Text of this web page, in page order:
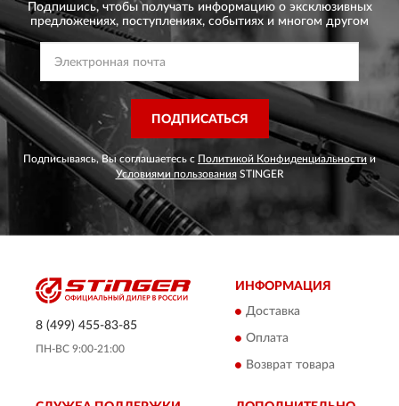
Подпишись, чтобы получать информацию о эксклюзивных
предложениях, поступлениях, событиях и многом другом
ПОДПИСАТЬСЯ
Подписываясь, Вы соглашаетесь с Политикой Конфиденциальности и
Условиями пользованияSTINGER
8 (499) 455-83-85
ПН-ВС 9:00-21:00
ИНФОРМАЦИЯ
Доставка
Оплата
Возврат товара